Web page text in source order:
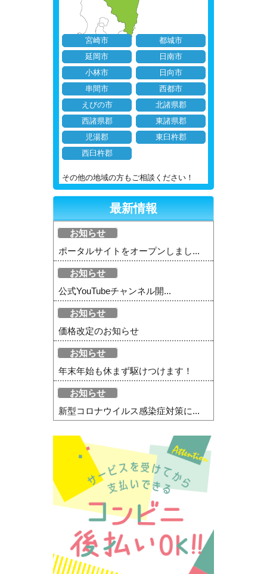
宮崎市
都城市
延岡市
日南市
小林市
日向市
串間市
西都市
えびの市
北諸県郡
西諸県郡
東諸県郡
児湯郡
東臼杵郡
西臼杵郡
その他の地域の方もご相談ください！
最新情報
お知らせ
ポータルサイトをオープンしまし...
お知らせ
公式YouTubeチャンネル開...
お知らせ
価格改定のお知らせ
お知らせ
年末年始も休まず駆けつけます！
お知らせ
新型コロナウイルス感染症対策に...